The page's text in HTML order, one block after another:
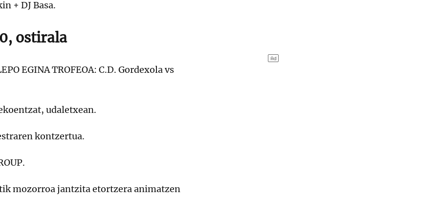
+ DJ Basa.
ostirala
EGINA TROFEOA: C.D. Gordexola vs
udaletxean.
kontzertua.
mozorroa jantzita etortzera animatzen